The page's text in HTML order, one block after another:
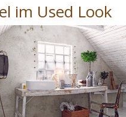
im Used Look